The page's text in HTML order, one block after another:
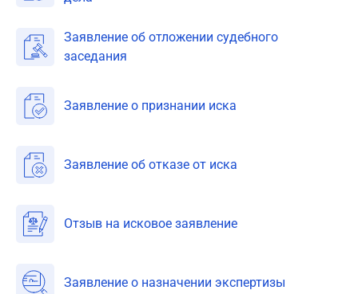
Заявление об отложении судебного
заседания
Заявление о признании иска
Заявление об отказе от иска
Отзыв на исковое заявление
Заявление о назначении экспертизы